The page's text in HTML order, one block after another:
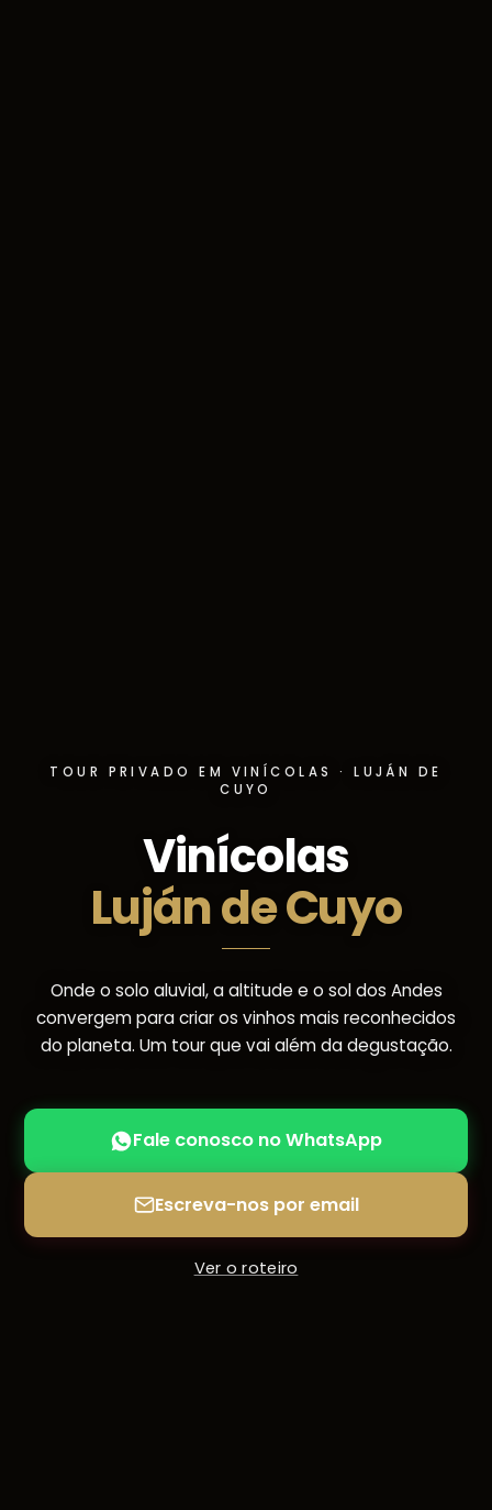
TOUR PRIVADO EM VINÍCOLAS · LUJÁN DE
CUYO
Vinícolas
Luján de Cuyo
Onde o solo aluvial, a altitude e o sol dos Andes
convergem para criar os vinhos mais reconhecidos
do planeta. Um tour que vai além da degustação.
Fale conosco no WhatsApp
Escreva-nos por email
Ver o roteiro